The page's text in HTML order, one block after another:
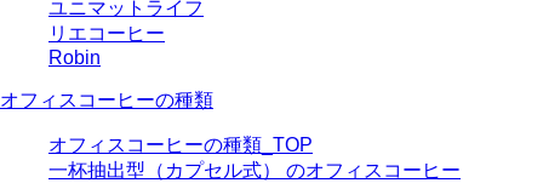
ユニマットライフ
リエコーヒー
Robin
オフィスコーヒーの種類
オフィスコーヒーの種類_TOP
一杯抽出型（カプセル式） のオフィスコーヒー